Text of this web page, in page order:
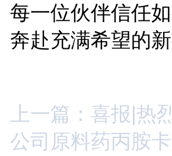
每一位伙伴信任
奔赴充满希望的新
上一篇：喜报|热
公司原料药丙胺